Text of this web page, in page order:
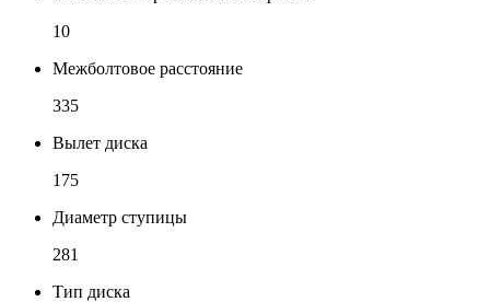
10
Межболтовое расстояние
335
Вылет диска
175
Диаметр ступицы
281
Тип диска